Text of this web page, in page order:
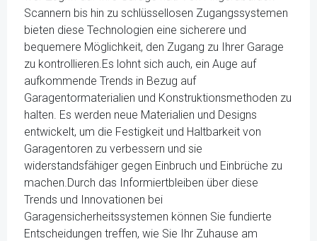
Scannern bis hin zu schlüssellosen Zugangssystemen
bieten diese Technologien eine sicherere und
bequemere Möglichkeit, den Zugang zu Ihrer Garage
zu kontrollieren.Es lohnt sich auch, ein Auge auf
aufkommende Trends in Bezug auf
Garagentormaterialien und Konstruktionsmethoden zu
halten. Es werden neue Materialien und Designs
entwickelt, um die Festigkeit und Haltbarkeit von
Garagentoren zu verbessern und sie
widerstandsfähiger gegen Einbruch und Einbrüche zu
machen.Durch das Informiertbleiben über diese
Trends und Innovationen bei
Garagensicherheitssystemen können Sie fundierte
Entscheidungen treffen, wie Sie Ihr Zuhause am